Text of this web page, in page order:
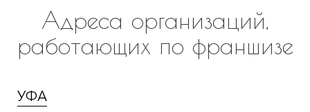
Адреса организаций,
работающих по франшизе
УФА